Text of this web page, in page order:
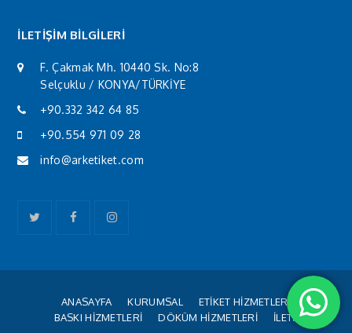
İLETİŞİM BİLGİLERİ
F. Çakmak Mh. 10440 Sk. No:8
Selçuklu / KONYA/TÜRKİYE
+90.332 342 64 85
+90.554 971 09 28
info@arketiket.com
TwitterFacebookInstagram
ANASAYFA KURUMSAL
ETİKET HİZMETLERİ
BASKI HİZMETLERİ
DÖKÜM HİZMETLERİ İLETİŞİM